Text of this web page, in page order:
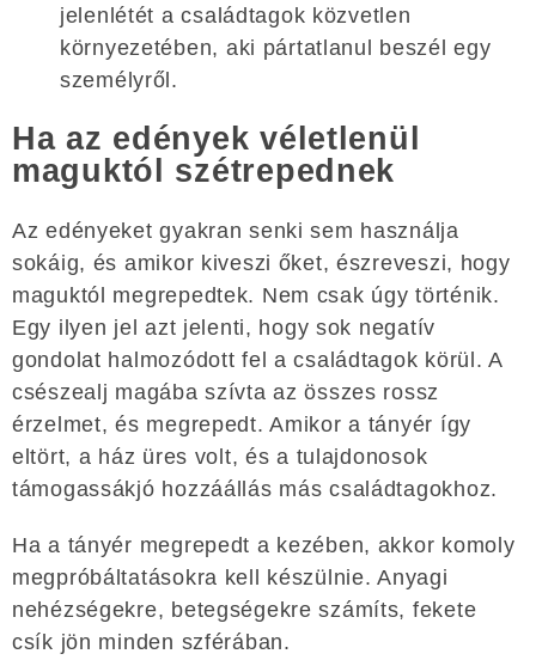
jelenlétét a családtagok közvetlen
környezetében, aki pártatlanul beszél egy
személyről.
Ha az edények véletlenül
maguktól szétrepednek
Az edényeket gyakran senki sem használja
sokáig, és amikor kiveszi őket, észreveszi, hogy
maguktól megrepedtek. Nem csak úgy történik.
Egy ilyen jel azt jelenti, hogy sok negatív
gondolat halmozódott fel a családtagok körül. A
csészealj magába szívta az összes rossz
érzelmet, és megrepedt. Amikor a tányér így
eltört, a ház üres volt, és a tulajdonosok
támogassákjó hozzáállás más családtagokhoz.
Ha a tányér megrepedt a kezében, akkor komoly
megpróbáltatásokra kell készülnie. Anyagi
nehézségekre, betegségekre számíts, fekete
csík jön minden szférában.